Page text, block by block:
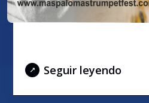
Seguir leyendo